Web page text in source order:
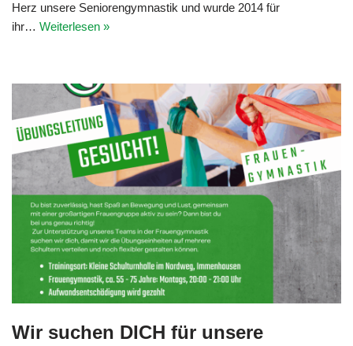
Herz unsere Seniorengymnastik und wurde 2014 für
ihr… Weiterlesen »
Wir suchen DICH für unsere